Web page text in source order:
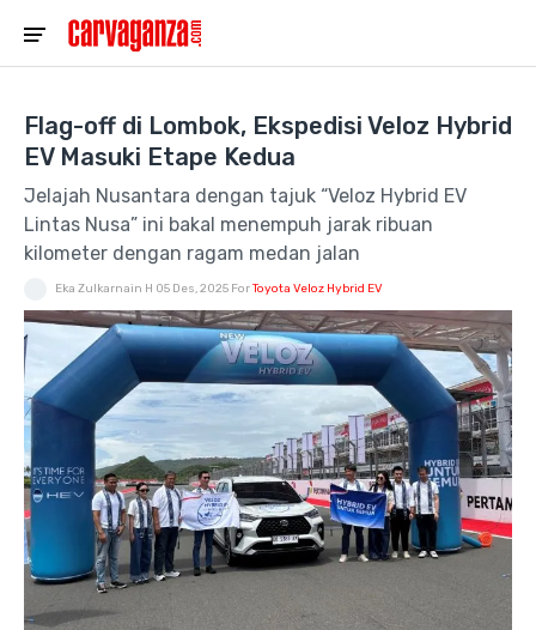
Flag-off di Lombok, Ekspedisi Veloz Hybrid
EV Masuki Etape Kedua
Jelajah Nusantara dengan tajuk “Veloz Hybrid EV
Lintas Nusa” ini bakal menempuh jarak ribuan
kilometer dengan ragam medan jalan
Eka Zulkarnain H 05 Des, 2025 ForToyota Veloz Hybrid EV